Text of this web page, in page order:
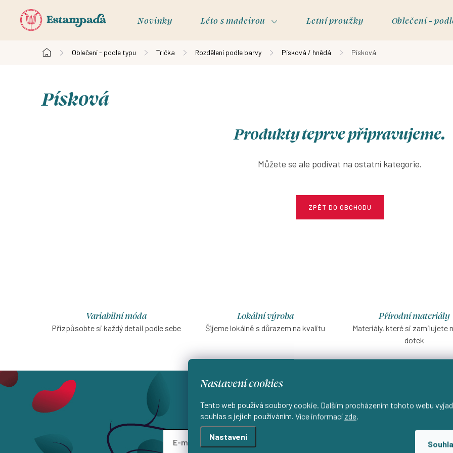
Nastavení cookies
Tento web používá soubory cookie. Dalším procházením tohoto webu
souhlas s jejich používáním. Více informací zde.
Nastavení
Novinky Léto s madeirou Letní proužky Oblečení -
Domů
Oblečení - podle typu Trička Rozdělení podle barvy Písková / hnědá Písková
Písková
Produkty teprve připravujeme.
Můžete se ale podívat na ostatní kategorie.
ZPĚT DO OBCHODU
Variabilní móda
Přizpůsobte si každý detail podle sebe
Lokální výroba
Šijeme lokálně s důrazem na kvalitu
Přírodní materiály
Materiály, které si zamilujete
dotek
Aktuální novinky a slevy na váš e-mail
E-mail